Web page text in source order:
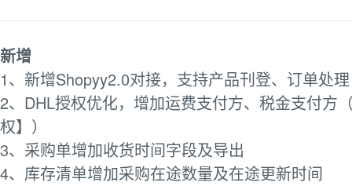
新增
1、新增Shopyy2.0对接，支持产品刊登、订单处理
2、DHL授权优化，增加运费支付方、税金支付方
权】）
3、采购单增加收货时间字段及导出
4、库存清单增加采购在途数量及在途更新时间